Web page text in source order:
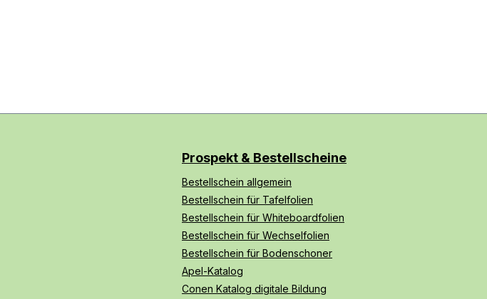
Prospekt & Bestellscheine
Bestellschein allgemein
Bestellschein für Tafelfolien
Bestellschein für Whiteboardfolien
Bestellschein für Wechselfolien
Bestellschein für Bodenschoner
Apel-Katalog
Conen Katalog digitale Bildung